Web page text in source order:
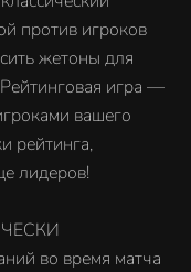
против игроков
жетоны для
игра —
вашего
рейтинга,
лидеров!
во время матча